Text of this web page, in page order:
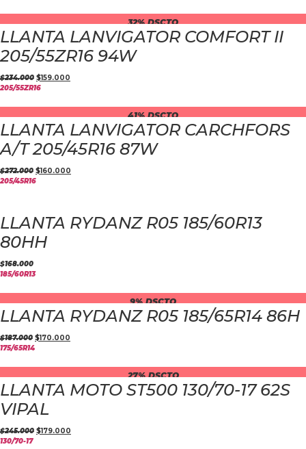
32% DSCTO
LLANTA LANVIGATOR COMFORT II
205/55ZR16 94W
$234.000 $159.000
205/55ZR16
41% DSCTO
LLANTA LANVIGATOR CARCHFORS
A/T 205/45R16 87W
$272.000 $160.000
205/45R16
LLANTA RYDANZ R05 185/60R13
80HH
$168.000
185/60R13
9% DSCTO
LLANTA RYDANZ R05 185/65R14 86H
$187.000 $170.000
175/65R14
27% DSCTO
LLANTA MOTO ST500 130/70-17 62S
VIPAL
$245.000 $179.000
130/70-17